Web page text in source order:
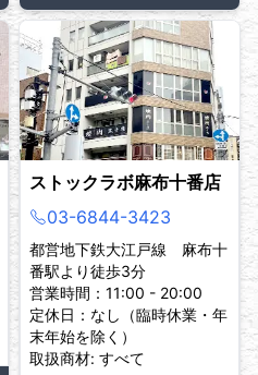
ストックラボ麻布十番店
03-6844-3423
都営地下鉄大江戸線 麻布十
番駅より徒歩3分
営業時間：11:00 - 20:00
定休日：なし（臨時休業・年
末年始を除く）
取扱商材: すべて